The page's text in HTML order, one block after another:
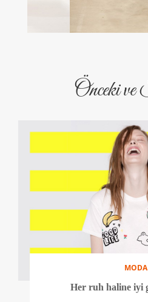
Önceki
MODA
Her ruh haline iyi